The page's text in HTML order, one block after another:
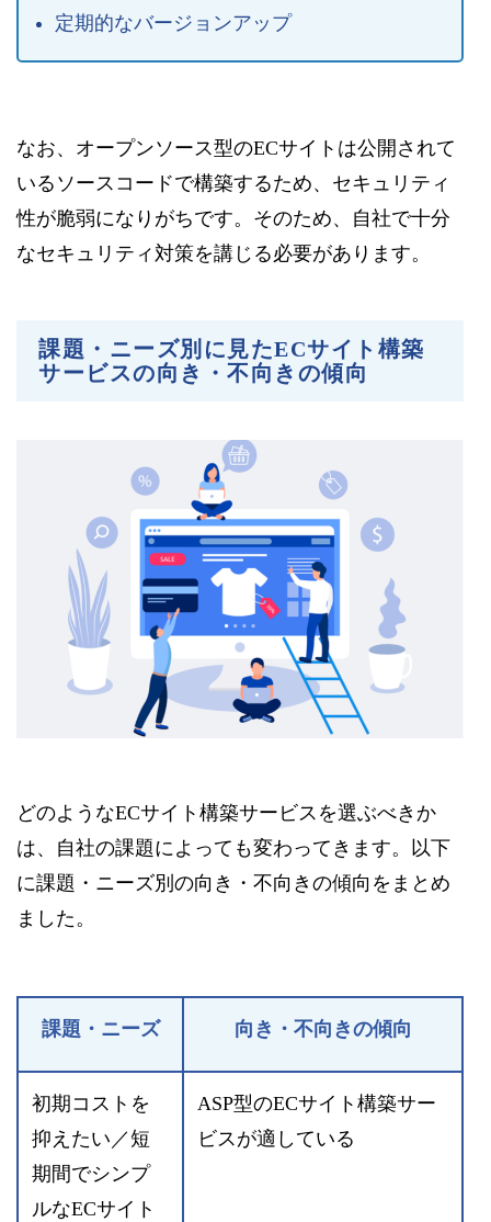
定期的なバージョンアップ
なお、オープンソース型のECサイトは公開されて
いるソースコードで構築するため、セキュリティ
性が脆弱になりがちです。そのため、自社で十分
なセキュリティ対策を講じる必要があります。
課題・ニーズ別に見たECサイト構築
サービスの向き・不向きの傾向
どのようなECサイト構築サービスを選ぶべきか
は、自社の課題によっても変わってきます。以下
に課題・ニーズ別の向き・不向きの傾向をまとめ
ました。
課題・ニーズ 向き・不向きの傾向
初期コストを
抑えたい／短
期間でシンプ
ルなECサイト
ASP型のECサイト構築サー
ビスが適している